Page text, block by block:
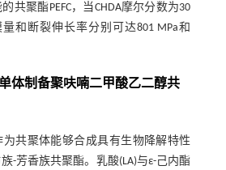
共聚酯PEFC，当CHDA摩尔分数为30
量和断裂伸长率分别可达801 MPa和
体制备聚呋喃二甲酸乙二醇共
共聚体能够合成具有生物降解特性
-芳香族共聚酯。乳酸(LA)与ε-己内酯